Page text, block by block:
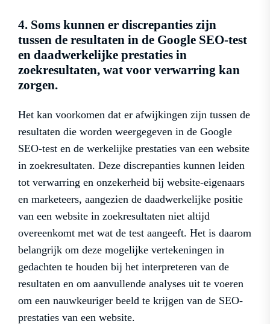
4. Soms kunnen er discrepanties zijn
tussen de resultaten in de Google SEO-test
en daadwerkelijke prestaties in
zoekresultaten, wat voor verwarring kan
zorgen.
Het kan voorkomen dat er afwijkingen zijn tussen de
resultaten die worden weergegeven in de Google
SEO-test en de werkelijke prestaties van een website
in zoekresultaten. Deze discrepanties kunnen leiden
tot verwarring en onzekerheid bij website-eigenaars
en marketeers, aangezien de daadwerkelijke positie
van een website in zoekresultaten niet altijd
overeenkomt met wat de test aangeeft. Het is daarom
belangrijk om deze mogelijke vertekeningen in
gedachten te houden bij het interpreteren van de
resultaten en om aanvullende analyses uit te voeren
om een nauwkeuriger beeld te krijgen van de SEO-
prestaties van een website.